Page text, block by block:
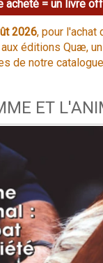
acheté = un livre
2026, pour l'achat
éditions Quæ,
de notre
ET